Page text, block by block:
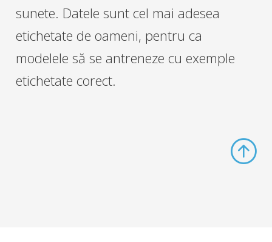
sunete. Datele sunt cel mai adesea
etichetate de oameni, pentru ca
modelele să se antreneze cu exemple
etichetate corect.